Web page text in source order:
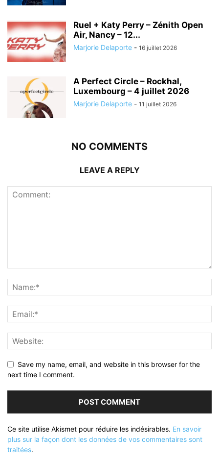
Ruel + Katy Perry – Zénith Open
Air, Nancy – 12...
Marjorie Delaporte - 16 juillet 2026
A Perfect Circle – Rockhal,
Luxembourg – 4 juillet 2026
Marjorie Delaporte - 11 juillet 2026
NO COMMENTS
LEAVE A REPLY
Save my name, email, and website in this browser for the
next time I comment.
Ce site utilise Akismet pour réduire les indésirables. En savoir
plus sur la façon dont les données de vos commentaires sont
traitées.